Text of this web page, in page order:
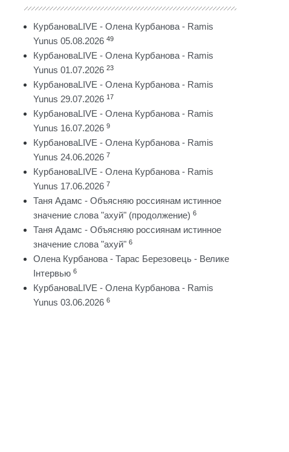
КурбановаLIVE - Олена Курбанова - Ramis
Yunus 05.08.2026 49
КурбановаLIVE - Олена Курбанова - Ramis
Yunus 01.07.2026 23
КурбановаLIVE - Олена Курбанова - Ramis
Yunus 29.07.2026 17
КурбановаLIVE - Олена Курбанова - Ramis
Yunus 16.07.2026 9
КурбановаLIVE - Олена Курбанова - Ramis
Yunus 24.06.2026 7
КурбановаLIVE - Олена Курбанова - Ramis
Yunus 17.06.2026 7
Таня Адамс - Объясняю россиянам истинное
значение слова "ахуй" (продолжение) 6
Таня Адамс - Объясняю россиянам истинное
значение слова "ахуй" 6
Олена Курбанова - Тарас Березовець - Велике
Інтервью 6
КурбановаLIVE - Олена Курбанова - Ramis
Yunus 03.06.2026 6